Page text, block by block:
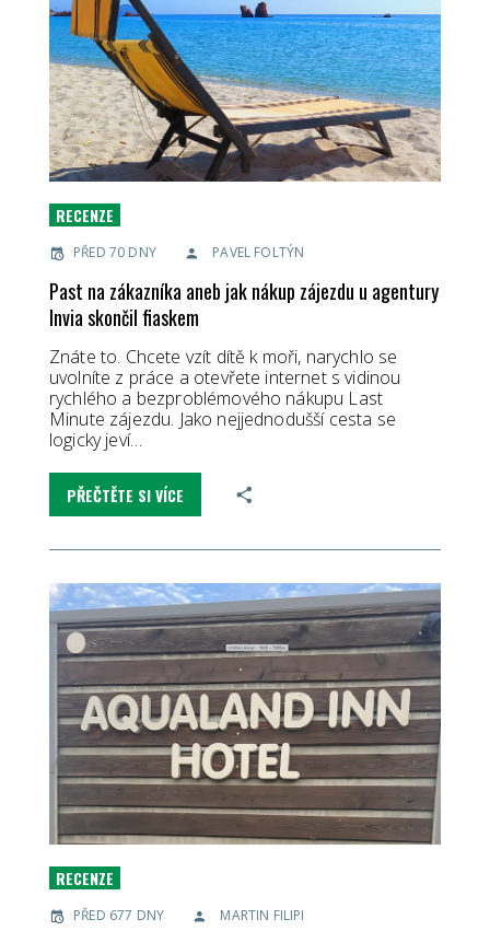
RECENZE
PŘED 70 DNY PAVEL FOLTÝN
Past na zákazníka aneb jak nákup zájezdu u agentury
Invia skončil fiaskem
Znáte to. Chcete vzít dítě k moři, narychlo se
uvolníte z práce a otevřete internet s vidinou
rychlého a bezproblémového nákupu Last
Minute zájezdu. Jako nejjednodušší cesta se
logicky jeví…
PŘEČTĚTE SI VÍCE
RECENZE
PŘED 677 DNY MARTIN FILIPI